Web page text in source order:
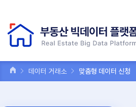
데이터 거래소 맞춤형 데이터 신청